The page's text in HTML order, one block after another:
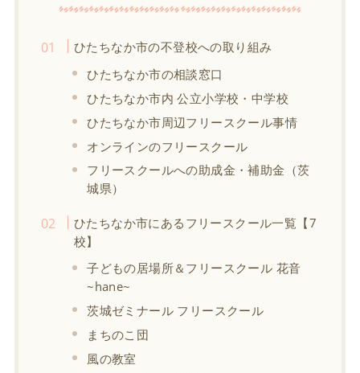
ひたちなか市の不登校への取り組み
ひたちなか市の相談窓口
ひたちなか市内 公立小学校・中学校
ひたちなか市周辺フリースクール事情
オンラインのフリースクール
フリースクールへの助成金・補助金（茨
城県）
ひたちなか市にあるフリースクール一覧【7
校】
子どもの居場所＆フリースクール 花音
~hane~
茨城ゼミナール フリースクール
まちのこ団
風の教室